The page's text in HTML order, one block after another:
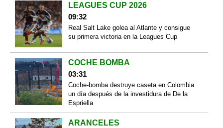
LEAGUES CUP 2026
09:32
Real Salt Lake golea al Atlante y consigue
su primera victoria en la Leagues Cup
COCHE BOMBA
03:31
Coche-bomba destruye caseta en Colombia
un día después de la investidura de De la
Espriella
ARANCELES